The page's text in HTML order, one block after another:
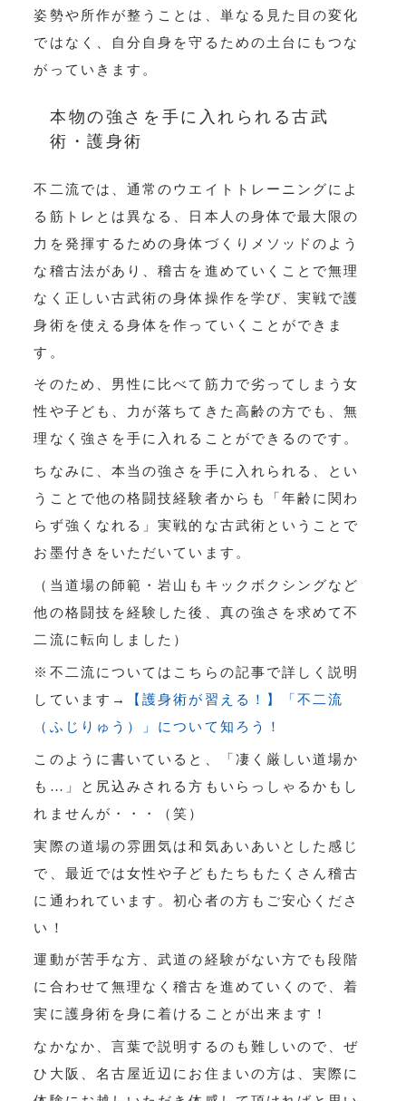
姿勢や所作が整うことは、単なる見た目の変化
ではなく、自分自身を守るための土台にもつな
がっていきます。
本物の強さを手に入れられる古武
術・護身術
不二流では、通常のウエイトトレーニングによ
る筋トレとは異なる、日本人の身体で最大限の
力を発揮するための身体づくりメソッドのよう
な稽古法があり、稽古を進めていくことで無理
なく正しい古武術の身体操作を学び、実戦で護
身術を使える身体を作っていくことができま
す。
そのため、男性に比べて筋力で劣ってしまう女
性や子ども、力が落ちてきた高齢の方でも、無
理なく強さを手に入れることができるのです。
ちなみに、本当の強さを手に入れられる、とい
うことで他の格闘技経験者からも「年齢に関わ
らず強くなれる」実戦的な古武術ということで
お墨付きをいただいています。
（当道場の師範・岩山もキックボクシングなど
他の格闘技を経験した後、真の強さを求めて不
二流に転向しました）
※不二流についてはこちらの記事で詳しく説明
しています→
【護身術が習える！】「不二流
（ふじりゅう）」について知ろう！
このように書いていると、「凄く厳しい道場か
も…」と尻込みされる方もいらっしゃるかもし
れませんが・・・（笑）
実際の道場の雰囲気は和気あいあいとした感じ
で、最近では女性や子どもたちもたくさん稽古
に通われています。初心者の方もご安心くださ
い！
運動が苦手な方、武道の経験がない方でも段階
に合わせて無理なく稽古を進めていくので、着
実に護身術を身に着けることが出来ます！
なかなか、言葉で説明するのも難しいので、ぜ
ひ大阪、名古屋近辺にお住まいの方は、実際に